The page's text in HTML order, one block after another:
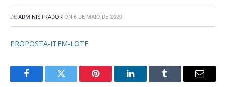
DE ADMINISTRADOR ON 6 DE MAIO DE 2020
PROPOSTA-ITEM-LOTE
FacebookTwitter Pinterest LinkedInTumblr Email